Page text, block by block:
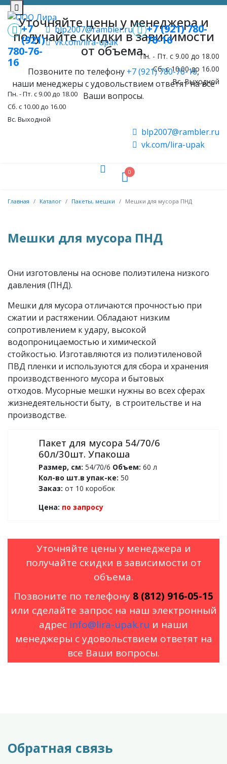
Уточняйте цены у менеджера и
получайте скидки в зависимости
от объема.
Позвоните по телефону +7 (921) 780-76-16,
наши менеджеры с удовольствием ответят на все
Ваши вопросы.
+7 (921) 780-
76-16
Пн. - Пт. с 9.00 до 18.00
Сб. с 10.00 до 16.00
Вс. Выходной
blp2007@rambler.ru
vk.com/lira-upak
+7
(921)
780-76-
16
Пн. - Пт. с 9.00 до 18.00
Сб. с 10.00 до 16.00
Вс. Выходной
blp2007@rambler.ru
vk.com/lira-upak
0
Главная Каталог Пакеты, мешки Мешки для мусора ПНД
Мешки для мусора ПНД
Они изготовлены на основе полиэтилена низкого
давления (ПНД).
Мешки для мусора отличаются прочностью при
сжатии и растяжении. Обладают низким
сопротивлением к удару, высокой
водопроницаемостью и химической
стойкостью. Изготавляются из полиэтиленовой
ПВД пленки и используются для сбора и хранения
производственного мусора и бытовых
отходов. Мусорные мешки нужны во всех сферах
жизнедеятельности быту, в строительстве и на
производстве.
Пакет для мусора 54/70/6
60л/30шт. Упакоша
Размер, см: 54/70/6 Объем: 60 л
Кол-во шт.в упак-ке: 50
Заказ: от 10 коробок
Цена: по запросу
Уточняйте цены у менеджера и
получайте скидки в зависимости от
объема.
Позвоните по телефону 8 (812) 916-05-15
или сделайте запрос на наш электронный
адрес info@lira-upak.ru и наши
менеджеры с удовольствием ответят на
все Ваши вопросы.
Обратная связь